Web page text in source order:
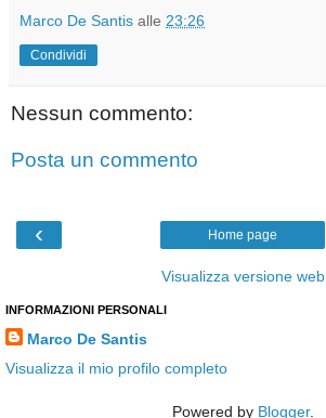
Marco De Santis alle 23:26
Condividi
Nessun commento:
Posta un commento
‹ Home page
Visualizza versione web
INFORMAZIONI PERSONALI
Marco De Santis
Visualizza il mio profilo completo
Powered by Blogger.